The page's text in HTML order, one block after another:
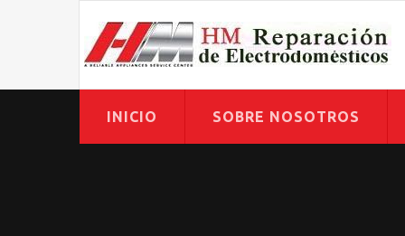
INICIO SOBRE NOSOTROS